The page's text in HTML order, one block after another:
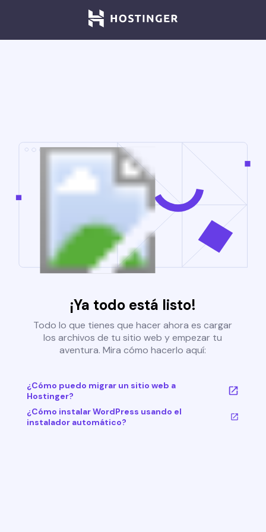
¡Ya todo está listo!
Todo lo que tienes que hacer ahora es cargar
los archivos de tu sitio web y empezar tu
aventura. Mira cómo hacerlo aquí:
¿Cómo puedo migrar un sitio web a
Hostinger?
¿Cómo instalar WordPress usando el
instalador automático?